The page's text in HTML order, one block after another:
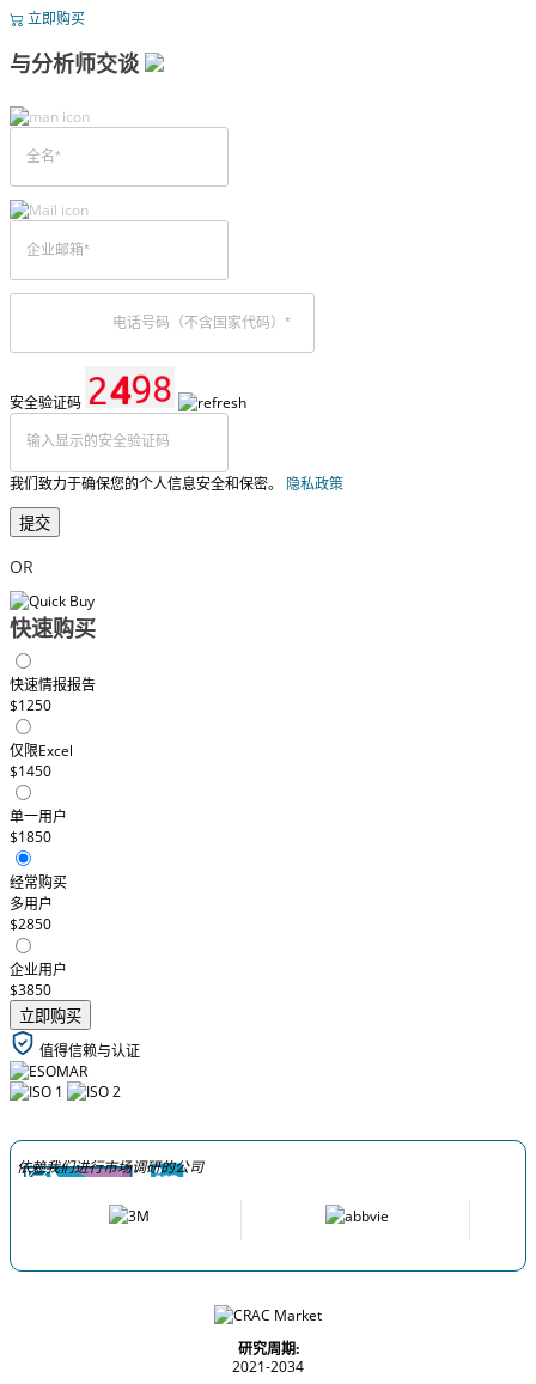
立即购买
与分析师交谈
安全验证码
我们致力于确保您的个人信息安全和保密。 隐私政策
提交
OR
快速购买
快速情报报告
$1250
仅限Excel
$1450
单一用户
$1850
经常购买
多用户
$2850
企业用户
$3850
立即购买
值得信赖与认证
依赖我们进行市场调研的公司
研究周期:
2021-2034